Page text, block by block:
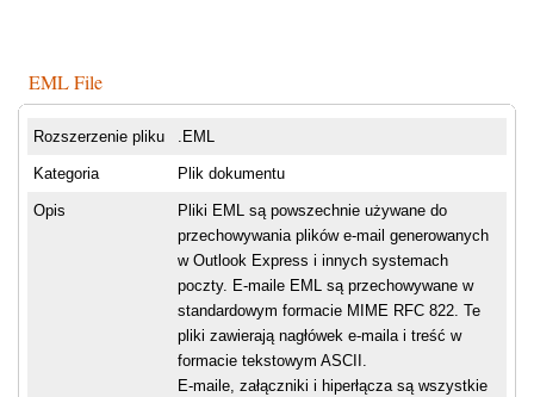
EML File
Rozszerzenie pliku .EML
Kategoria Plik dokumentu
Opis
Pliki EML są powszechnie używane do
przechowywania plików e-mail generowanych
w Outlook Express i innych systemach
poczty. E-maile EML są przechowywane w
standardowym formacie MIME RFC 822. Te
pliki zawierają nagłówek e-maila i treść w
formacie tekstowym ASCII.
E-maile, załączniki i hiperłącza są wszystkie